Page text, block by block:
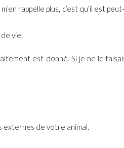
rappelle plus, c’est qu’il est
vie.
est donné. Si je ne le
externes de votre animal.